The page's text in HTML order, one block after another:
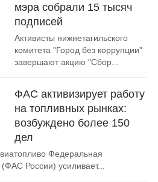
мэра собрали 15 тысяч
подписей
Активисты нижнетагильского
комитета "Город без коррупции"
завершают акцию "Сбор...
ФАС активизирует работу
на топливных рынках:
возбуждено более 150
дел
Федеральная
России) усиливает...